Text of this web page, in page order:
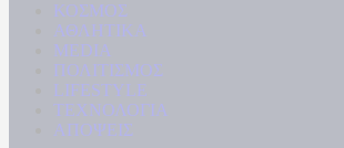
ΚΟΣΜΟΣ
ΑΘΛΗΤΙΚΑ
MEDIA
ΠΟΛΙΤΙΣΜΟΣ
LIFESTYLE
ΤΕΧΝΟΛΟΓΙΑ
ΑΠΟΨΕΙΣ